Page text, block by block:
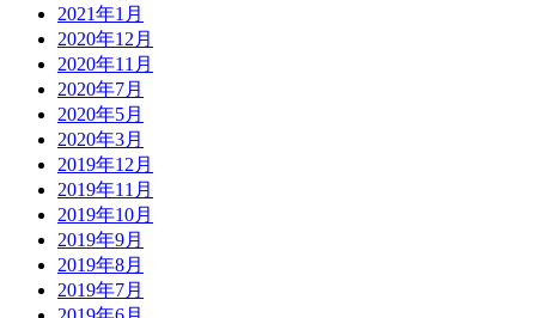
2021年1月
2020年12月
2020年11月
2020年7月
2020年5月
2020年3月
2019年12月
2019年11月
2019年10月
2019年9月
2019年8月
2019年7月